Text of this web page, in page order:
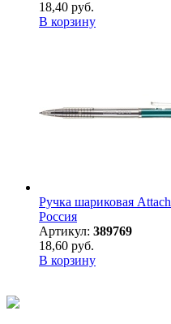
18,40 руб.
В корзину
Ручка шариковая
Россия
Артикул: 389769
18,60 руб.
В корзину